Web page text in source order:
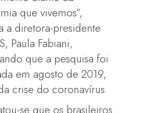
que vivemos”,
a diretora-presidente
Paula Fabiani,
que a pesquisa foi
em agosto de 2019,
crise do coronavírus.
se que os brasileiros